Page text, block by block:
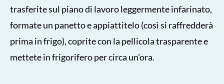
trasferite sul piano di lavoro leggermente infarinato,
formate un panetto e appiattitelo (così si raffredderà
prima in frigo), coprite con la pellicola trasparente e
mettete in frigorifero per circa un’ora.